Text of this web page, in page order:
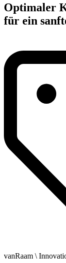
Optimaler
für ein
vanRaam \